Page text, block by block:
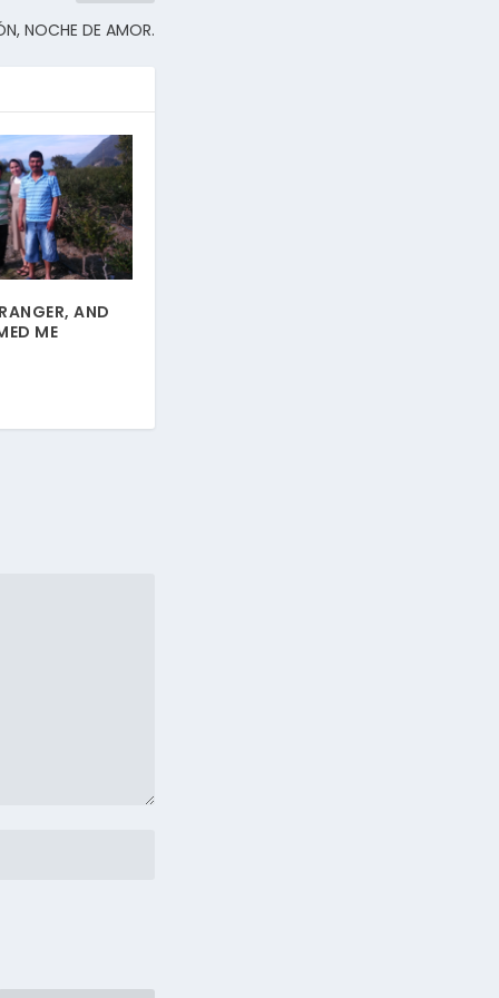
NOCHE DE AMOR.
AND
ME